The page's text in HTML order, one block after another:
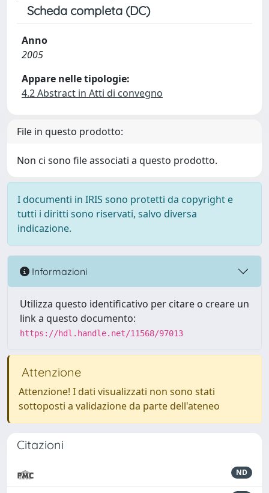
Scheda completa (DC)
Anno
2005
Appare nelle tipologie:
4.2 Abstract in Atti di convegno
File in questo prodotto:
Non ci sono file associati a questo prodotto.
I documenti in IRIS sono protetti da copyright e
tutti i diritti sono riservati, salvo diversa
indicazione.
Informazioni
Utilizza questo identificativo per citare o creare un
link a questo documento:
https://hdl.handle.net/11568/97013
Attenzione
Attenzione! I dati visualizzati non sono stati
sottoposti a validazione da parte dell'ateneo
Citazioni
ND